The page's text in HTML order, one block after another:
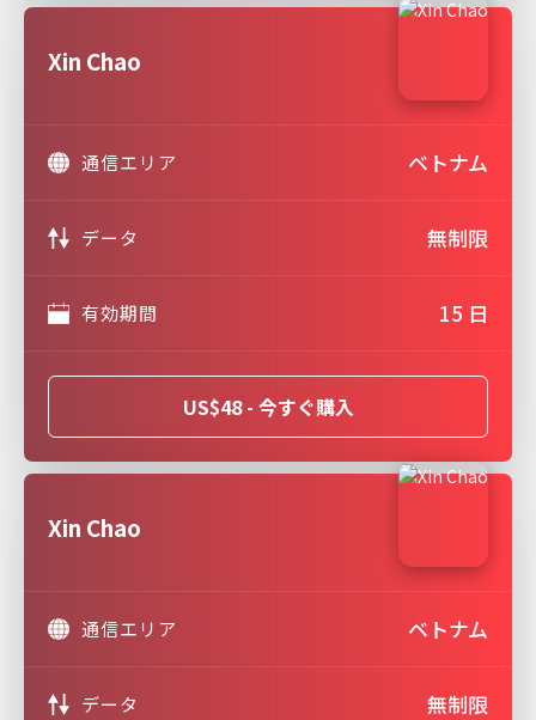
Xin Chao
通信エリア ベトナム
データ 無制限
有効期間 15 日
US$48 - 今すぐ購入
Xin Chao
通信エリア ベトナム
データ 無制限